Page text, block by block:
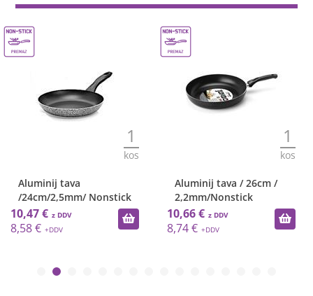
1
kos
Aluminij tava
/24cm/2,5mm/ Nonstick
10,47 €
8,58 €
1
kos
Aluminij tava / 26cm /
2,2mm/Nonstick
10,66 €
8,74 €